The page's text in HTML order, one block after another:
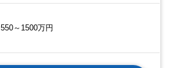
550～1500万円